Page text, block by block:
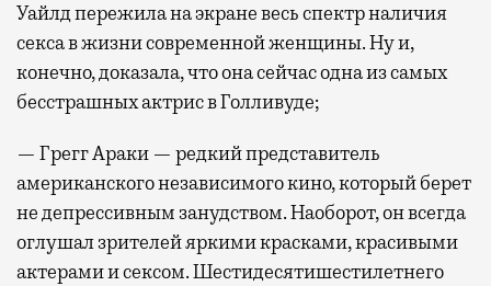
Уайлд пережила на экране весь спектр наличия
секса в жизни современной женщины. Ну и,
конечно, доказала, что она сейчас одна из самых
бесстрашных актрис в Голливуде;
— Грегг Араки — редкий представитель
американского независимого кино, который берет
не депрессивным занудством. Наоборот, он всегда
оглушал зрителей яркими красками, красивыми
актерами и сексом. Шестидесятишестилетнего